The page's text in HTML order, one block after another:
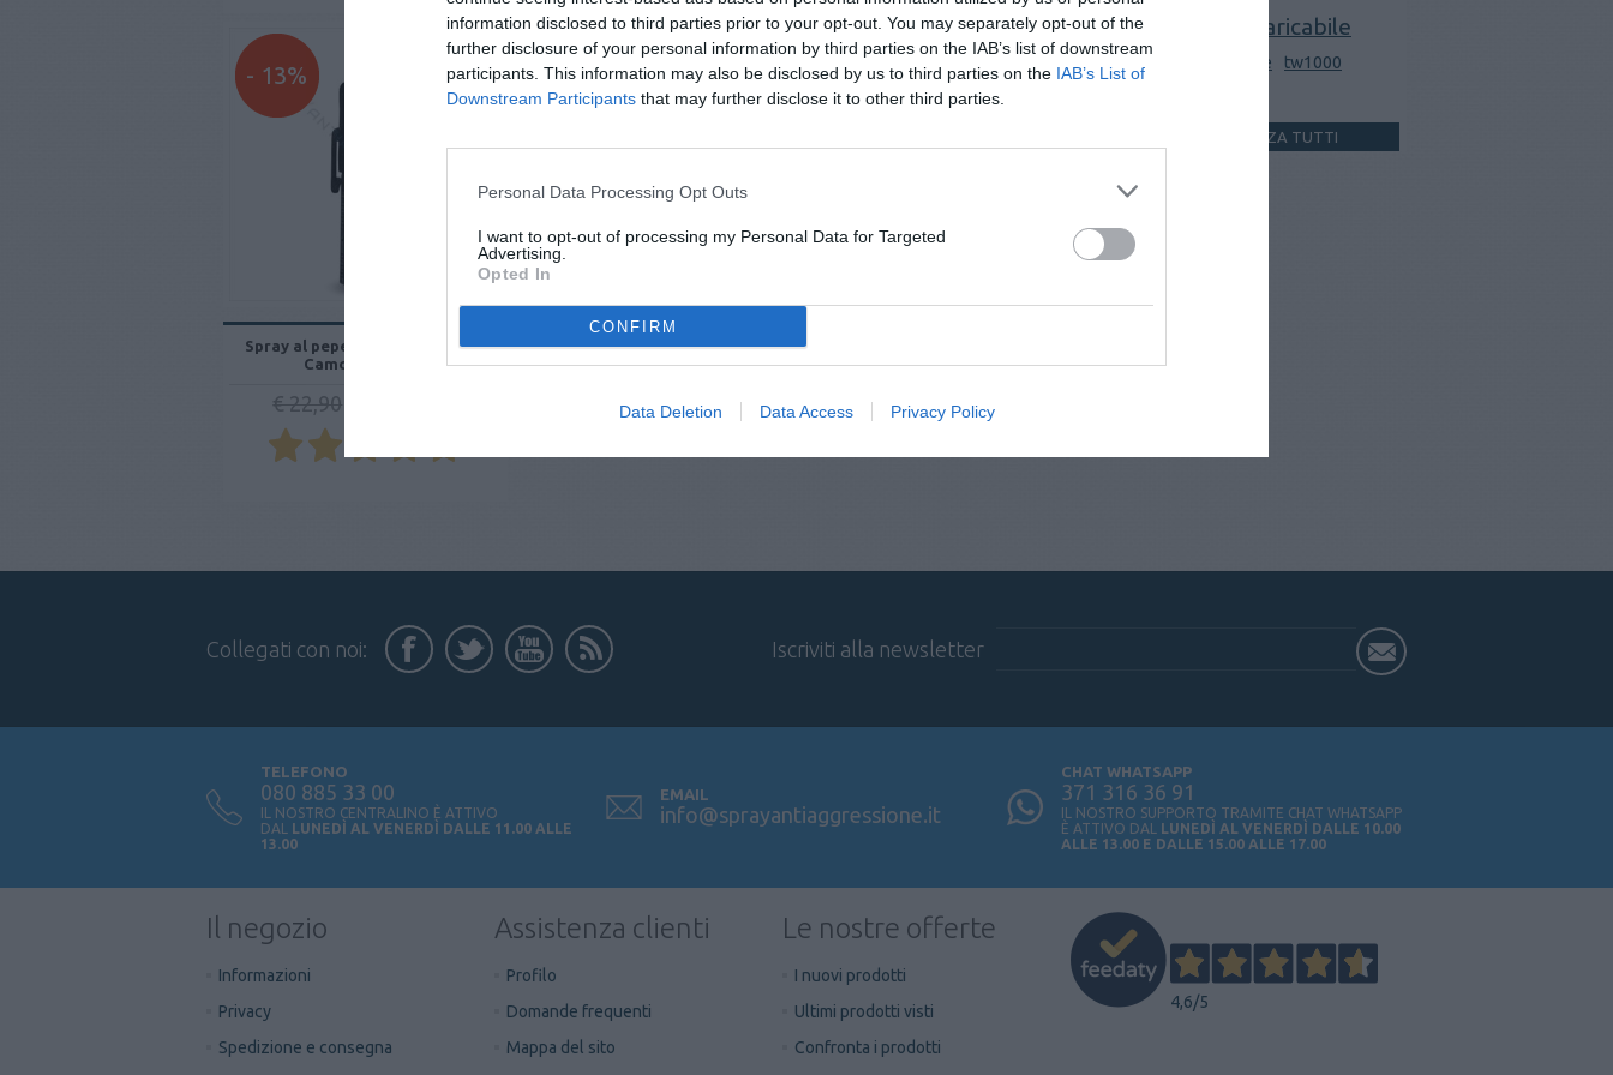
information disclosed to third parties prior to your opt-out. You may separately opt-out of the
further disclosure of your personal information by third parties on the IAB’s list of downstream
participants. This information may also be disclosed by us to third parties on the IAB’s List of
Downstream Participants that may further disclose it to other third parties.
Personal Data Processing Opt Outs
I want to opt-out of processing my Personal Data for Targeted
Advertising.
Opted In
CONFIRM
Data Deletion Data Access Privacy Policy
- 13%
Spray al peperoncino DIVA Top
Camo Mimetico
€ 22,90
porta spray
ricaricabile
sabre
tw1000
VISUALIZZA TUTTI
Collegati con noi: Iscriviti alla newsletter
TELEFONO
080 885 33 00
IL NOSTRO CENTRALINO È ATTIVO
DAL LUNEDÌ AL VENERDÌ DALLE 11.00 ALLE
13.00
EMAIL
info@sprayantiaggressione.it
CHAT WHATSAPP
371 316 36 91
IL NOSTRO SUPPORTO TRAMITE CHAT WHATSAPP
È ATTIVO DAL
LUNEDÌ AL VENERDÌ DALLE 10.00
ALLE 13.00 E DALLE 15.00 ALLE 17.00
Il negozio
Informazioni
Privacy
Spedizione e consegna
Assistenza clienti
Profilo
Domande frequenti
Mappa del sito
Le nostre offerte
I nuovi prodotti
Ultimi prodotti visti
Confronta i prodotti
4,6/5